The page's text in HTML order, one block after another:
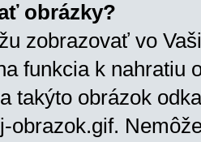
obrázky?
zobrazovať vo
funkcia k nahratiu
takýto obrázok
obrazok.gif.